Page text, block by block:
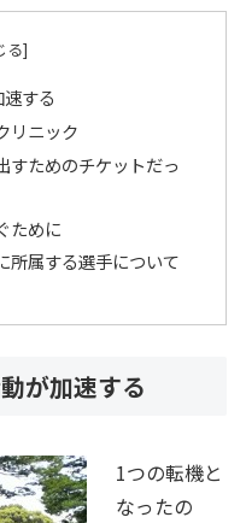
する
リニック
すためのチケットだっ
ために
所属する選手について
が加速する
1つの転機と
なったの